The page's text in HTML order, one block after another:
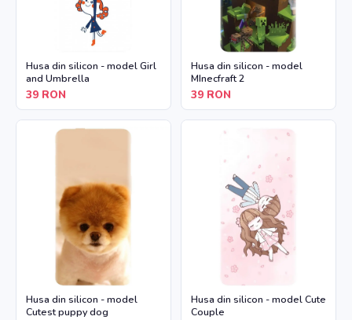
Husa din silicon - model Girl
and Umbrella
39 RON
Husa din silicon - model
MInecfraft 2
39 RON
Husa din silicon - model
Cutest puppy dog
Husa din silicon - model Cute
Couple